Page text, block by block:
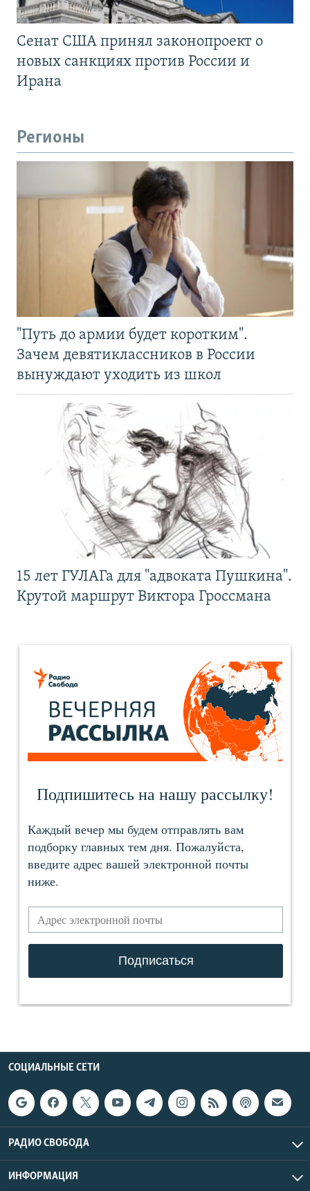
Сенат США принял законопроект о
новых санкциях против России и
Ирана
Регионы
"Путь до армии будет коротким".
Зачем девятиклассников в России
вынуждают уходить из школ
15 лет ГУЛАГа для "адвоката Пушкина".
Крутой маршрут Виктора Гроссмана
СОЦИАЛЬНЫЕ СЕТИ
РАДИО СВОБОДА
ИНФОРМАЦИЯ